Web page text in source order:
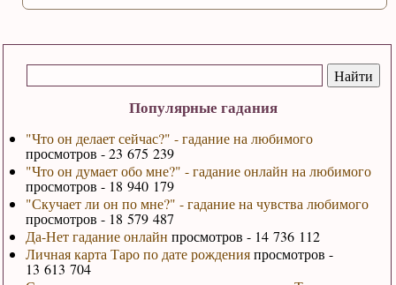
Популярные гадания
"Что он делает сейчас?" - гадание на любимого
просмотров - 23 675 239
"Что он думает обо мне?" - гадание онлайн на любимого
просмотров - 18 940 179
"Скучает ли он по мне?" - гадание на чувства любимого
просмотров - 18 579 487
Да-Нет гадание онлайн просмотров - 14 736 112
Личная карта Таро по дате рожденияпросмотров -
13 613 704